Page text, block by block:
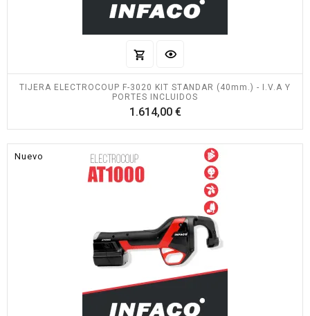
TIJERA ELECTROCOUP F-3020 KIT STANDAR (40mm.) - I.V.A Y
PORTES INCLUIDOS
1.614,00 €Precio
Nuevo